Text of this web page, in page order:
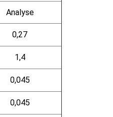
Analyse
0,27
1,4
0,045
0,045